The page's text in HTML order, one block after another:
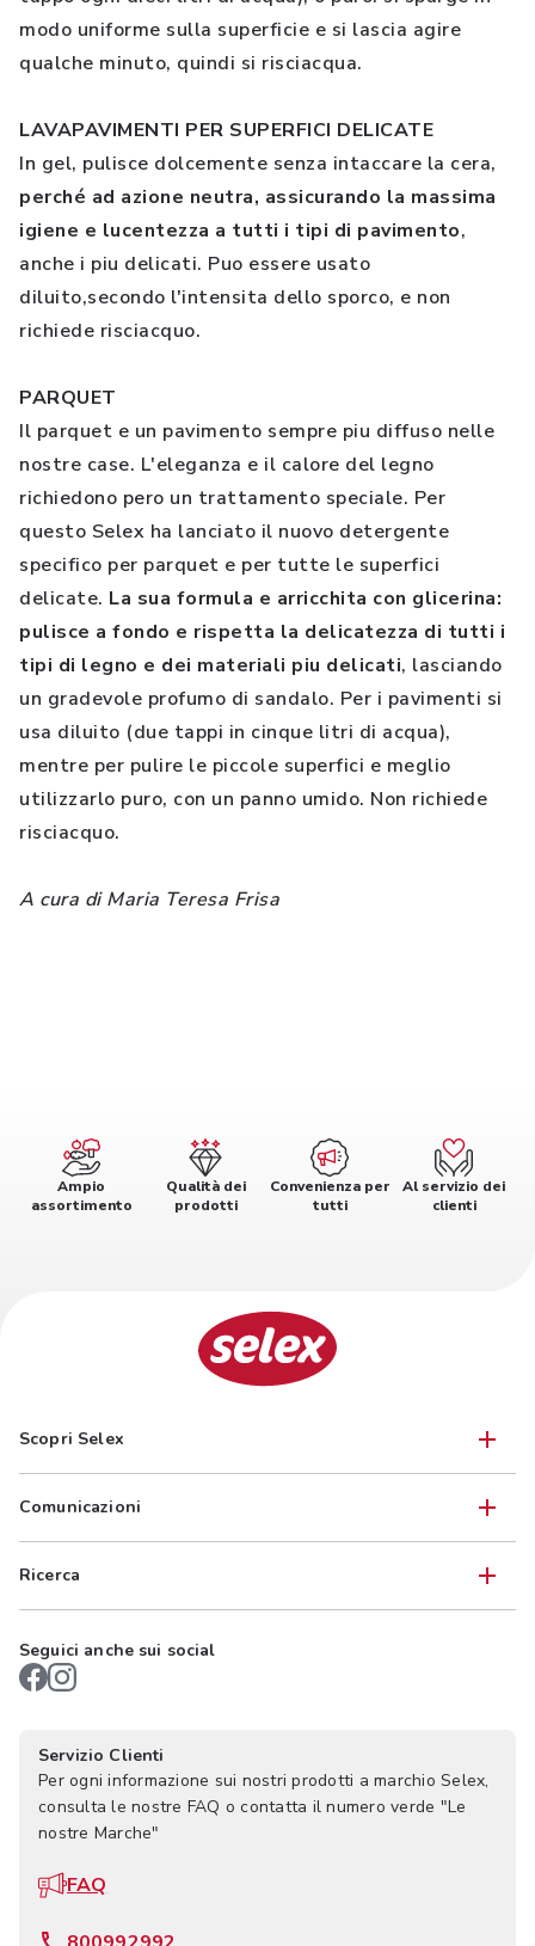
modo uniforme sulla superficie e si lascia agire
qualche minuto, quindi si risciacqua.
LAVAPAVIMENTI PER SUPERFICI DELICATE
In gel, pulisce dolcemente senza intaccare la cera,
perché ad azione neutra, assicurando la massima
igiene e lucentezza a tutti i tipi di pavimento,
anche i piu delicati. Puo essere usato
diluito,secondo l'intensita dello sporco, e non
richiede risciacquo.
PARQUET
Il parquet e un pavimento sempre piu diffuso nelle
nostre case. L'eleganza e il calore del legno
richiedono pero un trattamento speciale. Per
questo Selex ha lanciato il nuovo detergente
specifico per parquet e per tutte le superfici
delicate. La sua formula e arricchita con glicerina:
pulisce a fondo e rispetta la delicatezza di tutti i
tipi di legno e dei materiali piu delicati, lasciando
un gradevole profumo di sandalo. Per i pavimenti si
usa diluito (due tappi in cinque litri di acqua),
mentre per pulire le piccole superfici e meglio
utilizzarlo puro, con un panno umido. Non richiede
risciacquo.
A cura di Maria Teresa Frisa
Ampio
assortimento
Qualità dei
prodotti
Convenienza per
tutti
Al servizio dei
clienti
Scopri Selex
Comunicazioni
Ricerca
Seguici anche sui social
Servizio Clienti
Per ogni informazione sui nostri prodotti a marchio Selex,
consulta le nostre FAQ o contatta il numero verde "Le
nostre Marche"
FAQ